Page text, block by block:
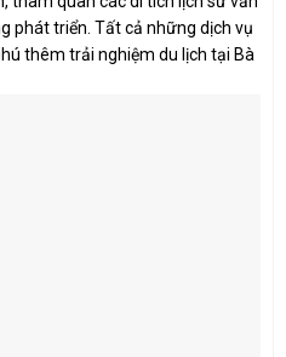
phát triển. Tất cả những dịch vụ
thêm trải nghiệm du lịch tại Bà